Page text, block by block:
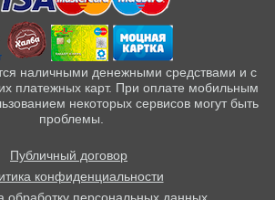
наличными денежными средствами и с
платежных карт. При оплате мобильным
некоторых сервисов могут быть
проблемы.
Публичный договор
конфиденциальности
обработку персональных данных